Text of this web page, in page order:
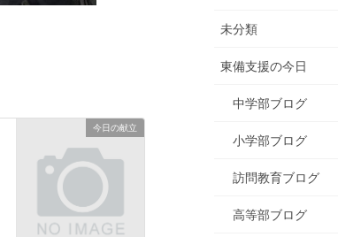
今日の献立
未分類
東備支援の今日
中学部ブログ
小学部ブログ
訪問教育ブログ
高等部ブログ